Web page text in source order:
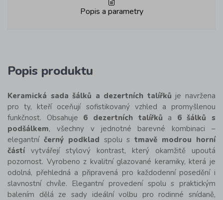
Popis a parametry
Popis produktu
Keramická sada šálků a dezertních talířkůje navržena
pro ty, kteří oceňují sofistikovaný vzhled a promyšlenou
funkčnost. Obsahuje 6 dezertních talířků a 6 šálků s
podšálkem, všechny v jednotné barevné kombinaci –
elegantní černý podklad spolu stmavě modrou horní
částívytvářejí stylový kontrast, který okamžitě upoutá
pozornost. Vyrobeno z kvalitní glazované keramiky, která je
odolná, přehledná a připravená pro každodenní posedění i
slavnostní chvíle. Elegantní provedení spolu s praktickým
balením dělá ze sady ideální volbu pro rodinné snídaně,